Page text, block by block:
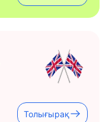
Толығырақ